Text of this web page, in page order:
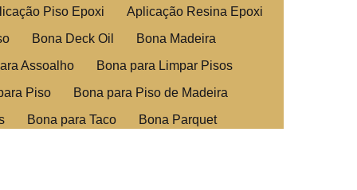
Piso Epoxi
Aplicação Resina Epoxi
Bona Deck Oil
Bona Madeira
Assoalho
Bona para Limpar Pisos
Piso
Bona para Piso de Madeira
Bona para Taco
Bona Parquet